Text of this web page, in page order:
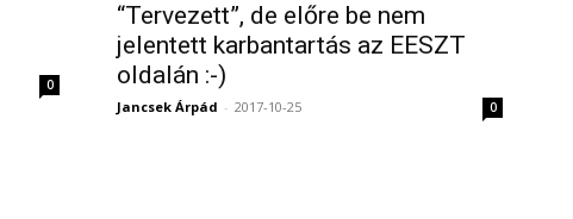
0
“Tervezett”, de előre be nem
jelentett karbantartás az EESZT
oldalán :-)
Jancsek Árpád - 2017-10-25 0